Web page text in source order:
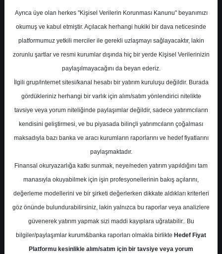
0
Get.
1
Pazartesi, 27 Ocak 2025
En Yüksek Tahmin 188,00 ₺
Ortalama Fiyat Tahmini 161,43 ₺
Ortalama Getiri Potansiyeli %53.59
Kurum Sayısı
20
Al Tut
Endeks
Tavsiye
Ayrıca üye olan herkes "Kişisel Verilerin Korunması Kanunu" beyanımızı
okumuş ve kabul etmiştir. Açılacak herhangi hukiki bir dava neticesinde
platformumuz yetkili merciler ile gerekli uzlaşmayı sağlayacaktır, lakin
zorunlu şartlar ve resmi kurumlar dışında hiç bir yerde Kişisel Verilerinizin
paylaşılmayacağını da beyan ederiz.
İlgili grup/internet sitesi/kanal hesabı bir yatırım kuruluşu değildir. Burada
gördükleriniz herhangi bir varlık için alım/satım yönlendirici nitelikte
tavsiye veya yorum niteliğinde paylaşımlar değildir, sadece yatırımcıların
kendisini geliştirmesi, ve bu piyasada bilinçli yatırımcıların çoğalması
maksadıyla bazı banka ve aracı kurumların raporlarını ve hedef fiyatlarını
paylaşmaktadır.
Finansal okuryazarlığa katkı sunmak, neye/neden yatırım yapıldığını tam
manasıyla okuyabilmek için işin profesyonellerinin bakış açılarını,
değerleme modellerini ve bir şirketi değerlerken dikkate aldıkları kriterleri
göz önünde bulundurabilirsiniz, lakin yalnızca bu raporlar veya analizlere
güvenerek yatırım yapmak sizi maddi kayıplara uğratabilir.. Bu
bilgiler/paylaşımlar kurum&banka raporları olmakla birlikte Hedef Fiyat
Platformu kesinlikle alım/satım için bir tavsiye veya yorum